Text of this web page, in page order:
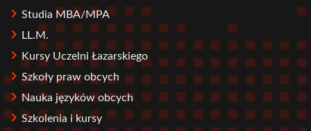
Studia MBA/MPA
LL.M.
Kursy Uczelni Łazarskiego
Szkoły praw obcych
Nauka języków obcych
Szkolenia i kursy